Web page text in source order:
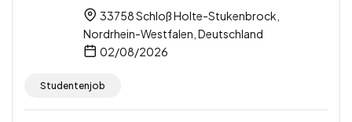
33758 Schloß Holte-Stukenbrock,
Nordrhein-Westfalen, Deutschland
02/08/2026
Studentenjob